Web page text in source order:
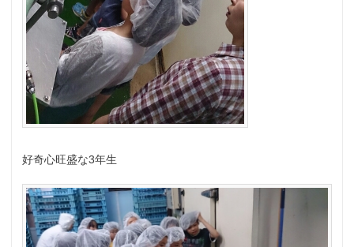
好奇心旺盛な3年生